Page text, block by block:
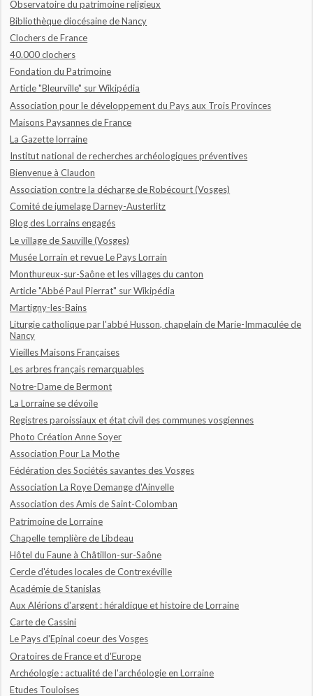
Observatoire du patrimoine religieux
Bibliothèque diocésaine de Nancy
Clochers de France
40.000 clochers
Fondation du Patrimoine
Article "Bleurville" sur Wikipédia
Association pour le développement du Pays aux Trois Provinces
Maisons Paysannes de France
La Gazette lorraine
Institut national de recherches archéologiques préventives
Bienvenue à Claudon
Association contre la décharge de Robécourt (Vosges)
Comité de jumelage Darney-Austerlitz
Blog des Lorrains engagés
Le village de Sauville (Vosges)
Musée Lorrain et revue Le Pays Lorrain
Monthureux-sur-Saône et les villages du canton
Article "Abbé Paul Pierrat" sur Wikipédia
Martigny-les-Bains
Liturgie catholique par l'abbé Husson, chapelain de Marie-Immaculée de
Nancy
Vieilles Maisons Françaises
Les arbres français remarquables
Notre-Dame de Bermont
La Lorraine se dévoile
Registres paroissiaux et état civil des communes vosgiennes
Photo Création Anne Soyer
Association Pour La Mothe
Fédération des Sociétés savantes des Vosges
Association La Roye Demange d'Ainvelle
Association des Amis de Saint-Colomban
Patrimoine de Lorraine
Chapelle templière de Libdeau
Hôtel du Faune à Châtillon-sur-Saône
Cercle d'études locales de Contrexéville
Académie de Stanislas
Aux Alérions d'argent : héraldique et histoire de Lorraine
Carte de Cassini
Le Pays d'Epinal coeur des Vosges
Oratoires de France et d'Europe
Archéologie : actualité de l'archéologie en Lorraine
Etudes Touloises